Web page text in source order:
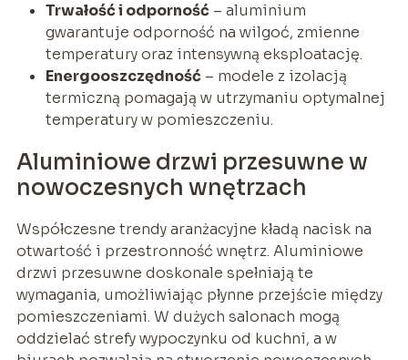
Trwałość i odporność– aluminium
gwarantuje odporność na wilgoć, zmienne
temperatury oraz intensywną eksploatację.
Energooszczędność– modele z izolacją
termiczną pomagają w utrzymaniu optymalnej
temperatury w pomieszczeniu.
Aluminiowe drzwi przesuwne w
nowoczesnych wnętrzach
Współczesne trendy aranżacyjne kładą nacisk na
otwartość i przestronność wnętrz. Aluminiowe
drzwi przesuwne doskonale spełniają te
wymagania, umożliwiając płynne przejście między
pomieszczeniami. W dużych salonach mogą
oddzielać strefy wypoczynku od kuchni, a w